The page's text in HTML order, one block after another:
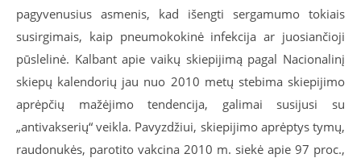
pagyvenusius asmenis, kad išengti sergamumo tokiais
susirgimais, kaip pneumokokinė infekcija ar juosiančioji
pūslelinė. Kalbant apie vaikų skiepijimą pagal Nacionalinį
skiepų kalendorių jau nuo 2010 metų stebima skiepijimo
aprėpčių mažėjimo tendencija, galimai susijusi su
„antivakserių“ veikla. Pavyzdžiui, skiepijimo aprėptys tymų,
raudonukės, parotito vakcina 2010 m. siekė apie 97 proc.,